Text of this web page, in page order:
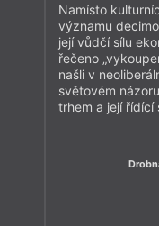
Namísto
významu
její vůdčí sílu
řečeno
našli v
světovém
trhem a její řídící